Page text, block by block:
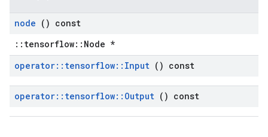
node () const
::tensorflow::Node *
operator:: tensorflow:: Input () const
operator:: tensorflow:: Output () const